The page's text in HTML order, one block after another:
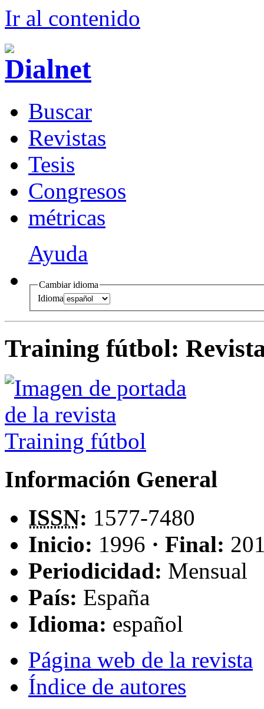
Ir al contenido
Buscar
Revistas
Tesis
Congresos
métricas
Ayuda
Cambiar idioma
Idioma
Training fútbol:
Información General
ISSN: 1577-7480
Inicio: 1996 · Final:
Periodicidad: Mensual
País: España
Idioma: español
Página web de la revista
Índice de autores